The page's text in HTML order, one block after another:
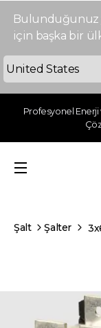
Bulunduğunuz
için başka bir
Profesyonel Enerji
Şalt Şalter